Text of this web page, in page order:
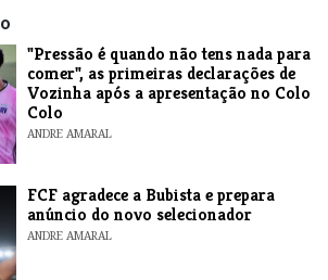
"Pressão é quando não tens nada para
comer", as primeiras declarações de
Vozinha após a apresentação no Colo
Colo
ANDRE AMARAL
FCF agradece a Bubista e prepara
anúncio do novo selecionador
ANDRE AMARAL